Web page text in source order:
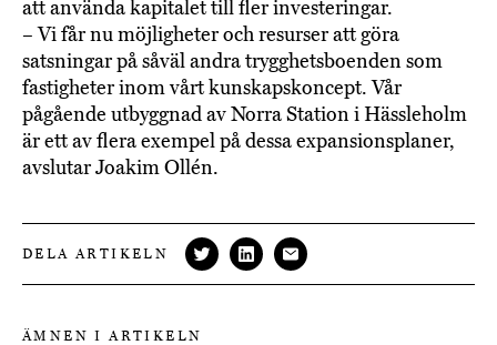
att använda kapitalet till fler investeringar.
– Vi får nu möjligheter och resurser att göra
satsningar på såväl andra trygghetsboenden som
fastigheter inom vårt kunskapskoncept. Vår
pågående utbyggnad av Norra Station i Hässleholm
är ett av flera exempel på dessa expansionsplaner,
avslutar Joakim Ollén.
DELA ARTIKELN
ÄMNEN I ARTIKELN